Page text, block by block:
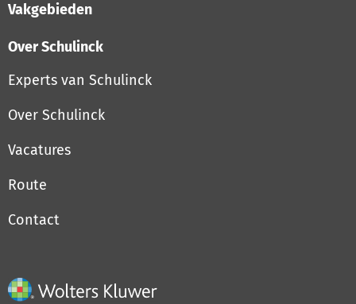
Vakgebieden
Over Schulinck
Experts van Schulinck
Over Schulinck
Vacatures
Route
Contact